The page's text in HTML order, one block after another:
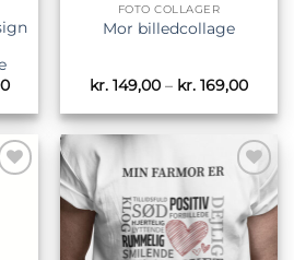
Prisinterval:
til
kr. 299,00
FOTO COLLAGER
Mor billedcollage
kr. 149,00 – kr. 169,00
til
kr.
ønskeliste